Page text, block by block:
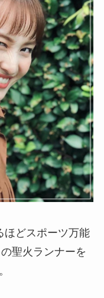
ほどスポーツ万能
聖火ランナーを